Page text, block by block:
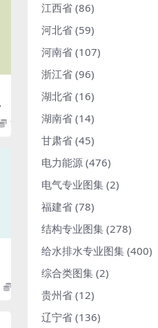
1.98
江西省 (86)
河北省 (59)
河南省 (107)
浙江省 (96)
湖北省 (16)
湖南省 (14)
甘肃省 (45)
电力能源 (476)
电气专业图集 (2)
福建省 (78)
结构专业图集 (278)
给水排水专业图集 (400)
综合类图集 (2)
贵州省 (12)
辽宁省 (136)